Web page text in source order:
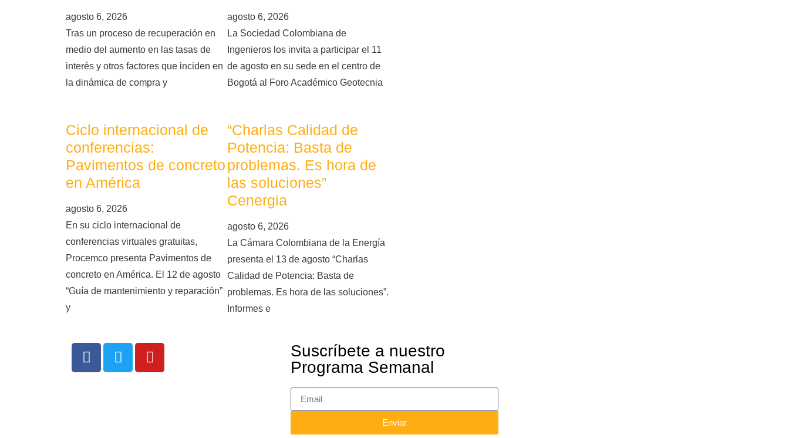
agosto 6, 2026
Tras un proceso de recuperación en
medio del aumento en las tasas de
interés y otros factores que inciden en
la dinámica de compra y
agosto 6, 2026
La Sociedad Colombiana de
Ingenieros los invita a participar el 11
de agosto en su sede en el centro de
Bogotá al Foro Académico Geotecnia
Ciclo internacional de
conferencias:
Pavimentos de concreto
en América
agosto 6, 2026
En su ciclo internacional de
conferencias virtuales gratuitas,
Procemco presenta Pavimentos de
concreto en América. El 12 de agosto
“Guía de mantenimiento y reparación”
y
“Charlas Calidad de
Potencia: Basta de
problemas. Es hora de
las soluciones”
Cenergia
agosto 6, 2026
La Cámara Colombiana de la Energía
presenta el 13 de agosto “Charlas
Calidad de Potencia: Basta de
problemas. Es hora de las soluciones”.
Informes e
Suscríbete a nuestro
Programa Semanal
Enviar